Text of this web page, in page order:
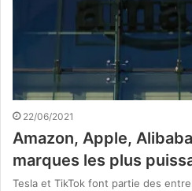
22/06/2021
Amazon, Apple,
marques les plus
Tesla et TikTok font partie des